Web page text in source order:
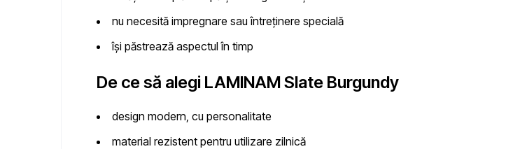
nu necesită impregnare sau întreținere specială
își păstrează aspectul în timp
De ce să alegi LAMINAM Slate Burgundy
design modern, cu personalitate
material rezistent pentru utilizare zilnică